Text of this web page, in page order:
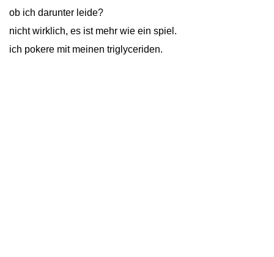
ob ich darunter leide?
nicht wirklich, es ist mehr wie ein spiel.
ich pokere mit meinen triglyceriden.